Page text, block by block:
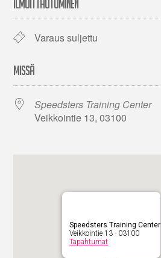
ILMOITTAUTUMINEN
Varaus suljettu
MISSÄ
Speedsters Training Center
Veikkointie 13, 03100
Speedsters Training Center
Veikkointie 13 - 03100
Tapahtumat